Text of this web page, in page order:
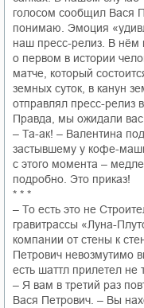
голосом сообщил Вася
понимаю. Эмоция
наш пресс-релиз. В
о первом в истории
матче, который
земных суток, в канун
отправлял пресс-релиз
Правда, мы ожидали
– Та-ак! – Валентина
застывшему у кофе-
с этого момента –
подробно. Это приказ!
* * *
– То есть это не
гравитрассы «Луна-
компании от стены к
Петрович невозмутимо
есть шаттл прилетел
– Я вам в третий раз
Вася Петрович. – Вы